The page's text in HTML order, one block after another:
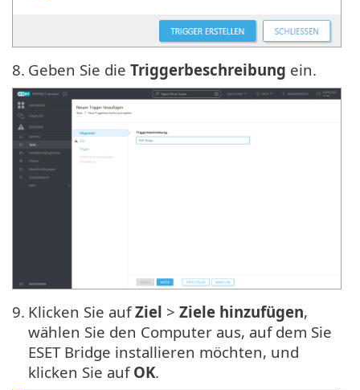
8. Geben Sie die Triggerbeschreibung ein.
9. Klicken Sie aufZiel > Ziele hinzufügen,
wählen Sie den Computer aus, auf dem Sie
ESET Bridge installieren möchten, und
klicken Sie auf OK.